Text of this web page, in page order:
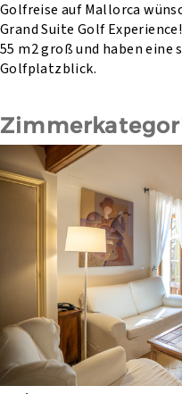
Golfreise auf Mallorca
Grand Suite Golf
55 m2 groß und haben eine
Golfplatzblick.